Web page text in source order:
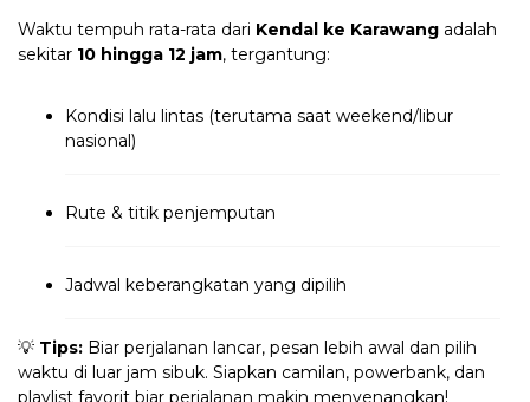
Waktu tempuh rata-rata dari Kendal ke Karawang adalah
sekitar 10 hingga 12 jam, tergantung:
Kondisi lalu lintas (terutama saat weekend/libur
nasional)
Rute & titik penjemputan
Jadwal keberangkatan yang dipilih
💡 Tips: Biar perjalanan lancar, pesan lebih awal dan pilih
waktu di luar jam sibuk. Siapkan camilan, powerbank, dan
playlist favorit biar perjalanan makin menyenangkan!